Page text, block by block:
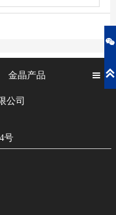
金晶产品 
公司
号

